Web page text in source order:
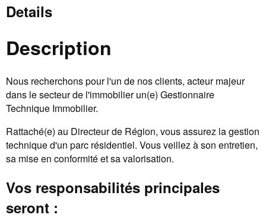
Details
Description
Nous recherchons pour l'un de nos clients, acteur majeur
dans le secteur de l'immobilier un(e) Gestionnaire
Technique Immobilier.
Rattaché(e) au Directeur de Région, vous assurez la gestion
technique d'un parc résidentiel. Vous veillez à son entretien,
sa mise en conformité et sa valorisation.
Vos responsabilités principales
seront :